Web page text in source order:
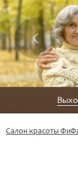
Салон красоты